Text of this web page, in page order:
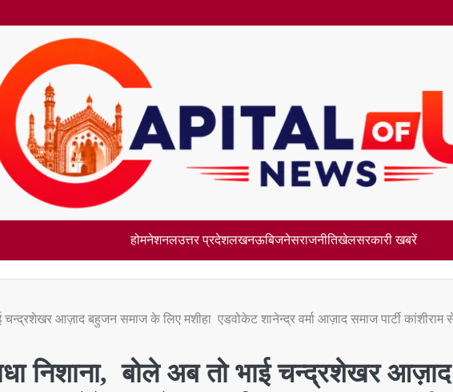
होमनेशनलउत्तर प्रदेशलखनऊबिजनेसराजनीतिखेलसरकारी खबरें
चन्द्रशेखर आज़ाद बहुजन समाज के लिए मशीहा एडवोकेट शानेन्द्र वर्मा आज़ाद समाज पार्टी कांशीराम
निशाना, बोले अब तो भाई चन्द्रशेखर आज़ाद